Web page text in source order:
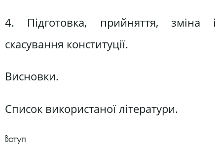
4. Підготовка, прийняття, зміна і
скасування конституції.
Висновки.
Список використаної літератури.
Вступ